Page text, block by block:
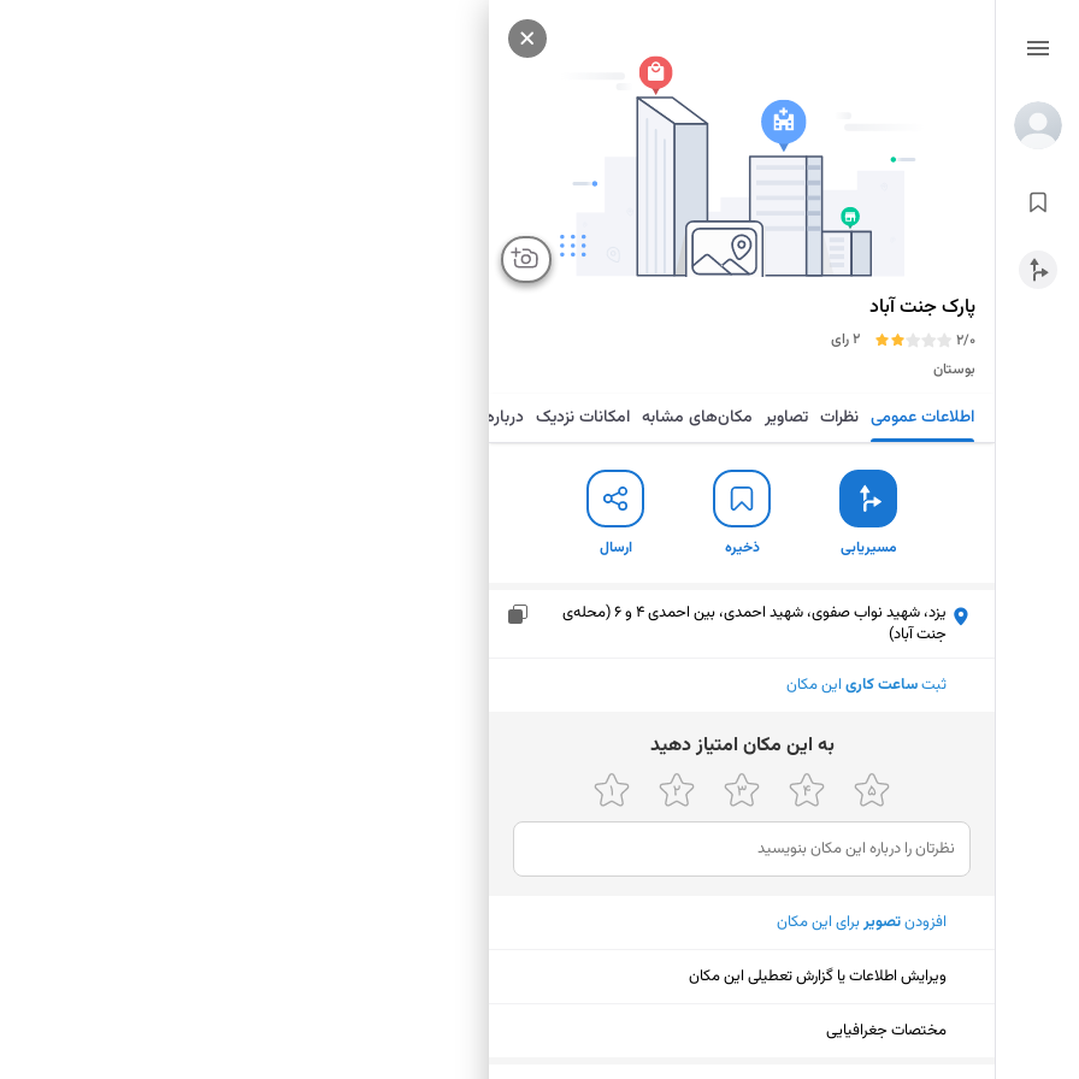
پارک جنت آباد
2/0
2 رای
بوستان
اطلاعات عمومی نظرات تصاویر مکان‌های مشابه امکانات نزدیک درباره
مسیریابی ذخیره ارسال
یزد، شهید نواب صفوی، شهید احمدی، بین احمدی 4 و 6 (محله‌ی
جنت آباد)
ثبتساعت کاری این مکان
ﺑﻪ اﯾﻦ ﻣﮑﺎن اﻣﺘﯿﺎز دﻫﯿﺪ
افزودنتصویربرای این مکان
ویرایش اطلاعات یا گزارش تعطیلی این مکان
مختصات جغرافیایی